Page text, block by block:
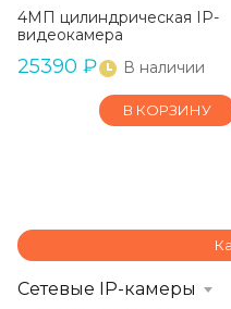
4МП цилиндрическая IP-
видеокамера
25390 ₽ В наличии
В КОРЗИНУ
Сетевые IP-камеры